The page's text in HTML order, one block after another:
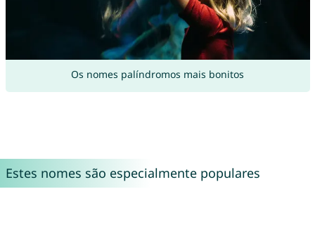
Os nomes palíndromos mais bonitos
Estes nomes são especialmente populares